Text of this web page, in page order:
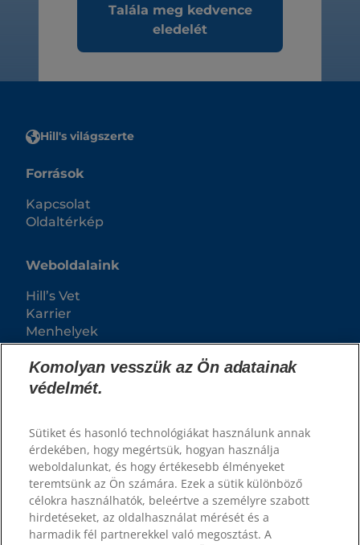
Talála meg kedvence
eledelét
Hill's világszerte
Források
Kapcsolat
Oldaltérkép
Weboldalaink
Hill’s Vet
Karrier
Menhelyek
© 2026 Hill's Pet Nutrition, Inc.
Minden jog fenntartva. Az oldalon található "TM"
jelölés a Hill's Pet Nutrition birtokában levő
Komolyan vesszük az Ön adatainak
védelmét.
Sütiket és hasonló technológiákat használunk annak
érdekében, hogy megértsük, hogyan használja
weboldalunkat, és hogy értékesebb élményeket
teremtsünk az Ön számára. Ezek a sütik különböző
célokra használhatók, beleértve a személyre szabott
hirdetéseket, az oldalhasználat mérését és a
harmadik fél partnerekkel való megosztást. A